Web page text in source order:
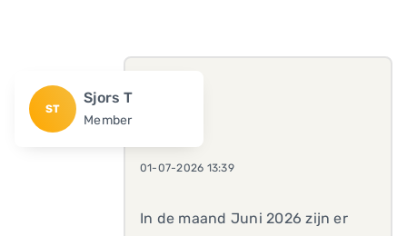
ST
Sjors T
Member
01-07-2026 13:39
In de maand Juni 2026 zijn er